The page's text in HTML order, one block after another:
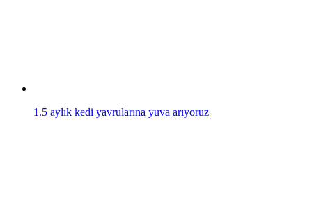
1.5 aylık kedi yavrularına yuva arıyoruz